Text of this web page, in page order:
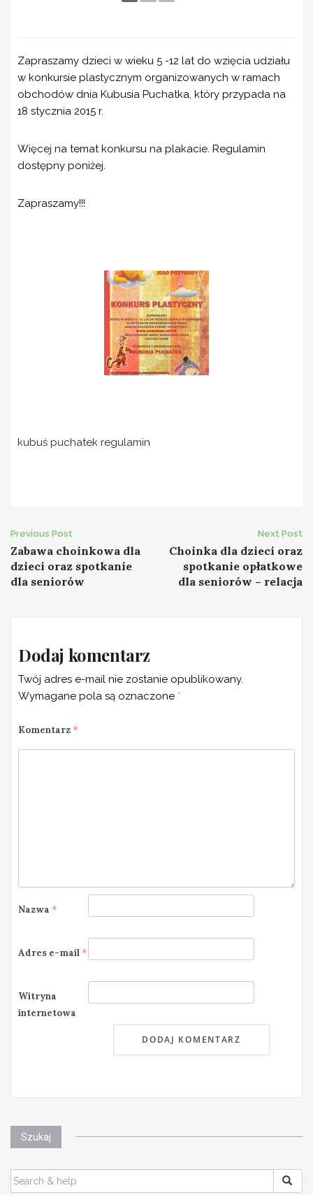
Zapraszamy dzieci w wieku 5 -12 lat do wzięcia udziału
w konkursie plastycznym organizowanych w ramach
obchodów dnia Kubusia Puchatka, który przypada na
18 stycznia 2015 r.
Więcej na temat konkursu na plakacie. Regulamin
dostępny poniżej.
Zapraszamy!!!
kubuś puchatek regulamin
Post
navigation
Previous Post
Zabawa choinkowa dla
dzieci oraz spotkanie
dla seniorów
Next Post
Choinka dla dzieci oraz
spotkanie opłatkowe
dla seniorów – relacja
Dodaj komentarz
Twój adres e-mail nie zostanie opublikowany.
Wymagane pola są oznaczone *
Komentarz *
Nazwa *
Adres e-mail *
Witryna
internetowa
Szukaj
SEARCH
FOR: